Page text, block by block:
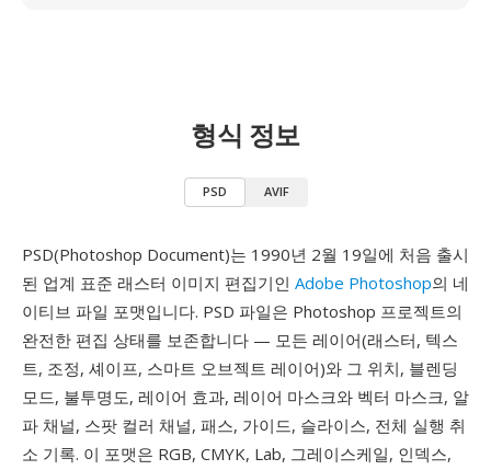
형식 정보
PSD AVIF
PSD(Photoshop Document)는 1990년 2월 19일에 처음 출시
된 업계 표준 래스터 이미지 편집기인 Adobe Photoshop의 네
이티브 파일 포맷입니다. PSD 파일은 Photoshop 프로젝트의
완전한 편집 상태를 보존합니다 — 모든 레이어(래스터, 텍스
트, 조정, 셰이프, 스마트 오브젝트 레이어)와 그 위치, 블렌딩
모드, 불투명도, 레이어 효과, 레이어 마스크와 벡터 마스크, 알
파 채널, 스팟 컬러 채널, 패스, 가이드, 슬라이스, 전체 실행 취
소 기록. 이 포맷은 RGB, CMYK, Lab, 그레이스케일, 인덱스,